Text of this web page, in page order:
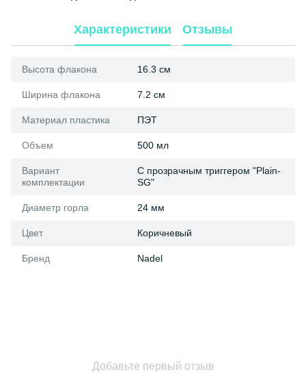
Характеристики Отзывы
Высота флакона 16.3 см
Ширина флакона 7.2 см
Материал пластика ПЭТ
Объем 500 мл
Вариант
комплектации
С прозрачным триггером "Plain-
SG"
Диаметр горла 24 мм
Цвет Коричневый
Бренд Nadel
Добавьте первый отзыв